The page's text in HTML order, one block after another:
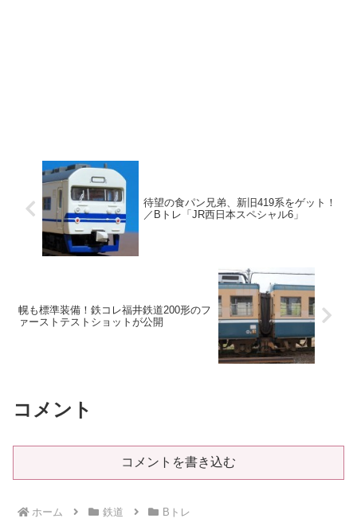
待望の食パン兄弟、新旧419系をゲット！
／Bトレ「JR西日本スペシャル6」
幌も標準装備！鉄コレ福井鉄道200形のフ
ァーストテストショットが公開
コメント
コメントを書き込む
ホーム 鉄道 Bトレ